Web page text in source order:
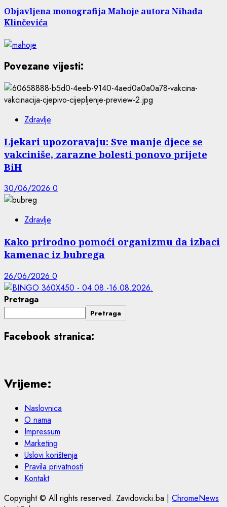
Objavljena monografija Mahoje autora Nihada
Klinčevića
Povezane vijesti:
Zdravlje
Ljekari upozoravaju: Sve manje djece se
vakciniše, zarazne bolesti ponovo prijete
BiH
30/06/2026 0
Zdravlje
Kako prirodno pomoći organizmu da izbaci
kamenac iz bubrega
26/06/2026 0
Pretraga
Pretraga
Facebook stranica:
Vrijeme:
Naslovnica
O nama
Impressum
Marketing
Uslovi korištenja
Pravila privatnosti
Kontakt
Copyright © All rights reserved. Zavidovicki.ba | ChromeNews